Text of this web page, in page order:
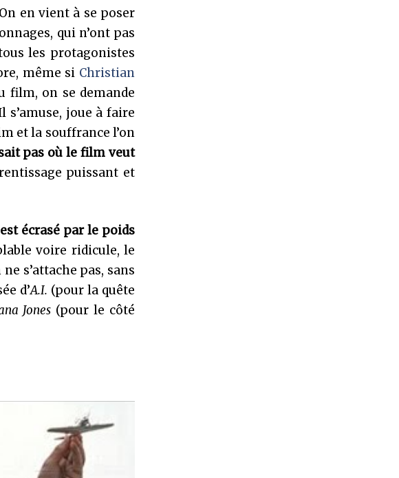
en vient à se poser
qui n’ont pas
les protagonistes
même si Christian
film, on se demande
joue à faire
et la souffrance l’on
pas où le film veut
puissant et
écrasé par le poids
voire ridicule, le
s’attache pas, sans
d’A.I. (pour la quête
Jones (pour le côté